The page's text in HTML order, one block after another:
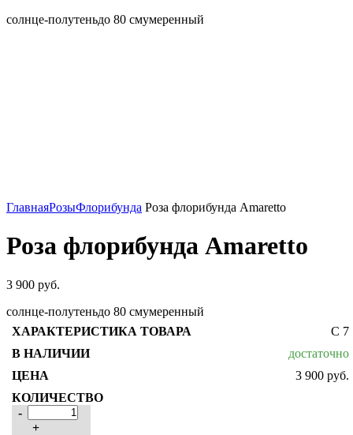
солнце-полутеньдо 80 смумеренный
ГлавнаяРозыФлорибунда Роза флорибунда Amaretto
Роза флорибунда Amaretto
3 900 руб.
солнце-полутеньдо 80 смумеренный
С 7
достаточно
3 900 руб.
-
+